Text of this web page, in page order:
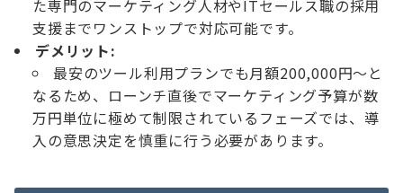
た専門のマーケティング人材やITセールス職の採用
支援までワンストップで対応可能です。
デメリット:
最安のツール利用プランでも月額200,000円〜と
なるため、ローンチ直後でマーケティング予算が数
万円単位に極めて制限されているフェーズでは、導
入の意思決定を慎重に行う必要があります。